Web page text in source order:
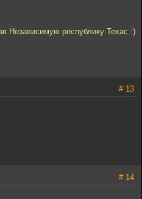
Независимую республику Техас :)
# 13
# 14